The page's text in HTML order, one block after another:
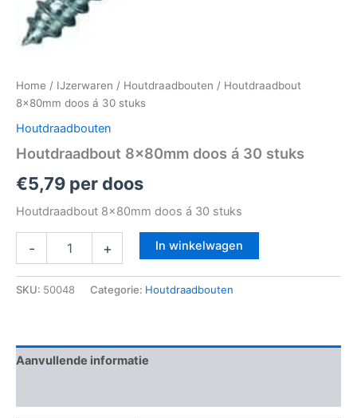
Home / IJzerwaren / Houtdraadbouten / Houtdraadbout
8x80mm doos á 30 stuks
Houtdraadbouten
Houtdraadbout 8x80mm doos á 30 stuks
€5,79 per doos
Houtdraadbout 8x80mm doos á 30 stuks
- + In winkelwagen
SKU: 50048 Categorie: Houtdraadbouten
Aanvullende informatie